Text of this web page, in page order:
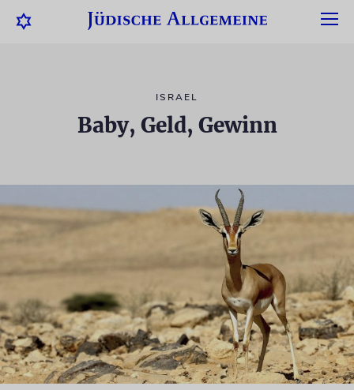
ISRAEL
Baby, Geld, Gewinn